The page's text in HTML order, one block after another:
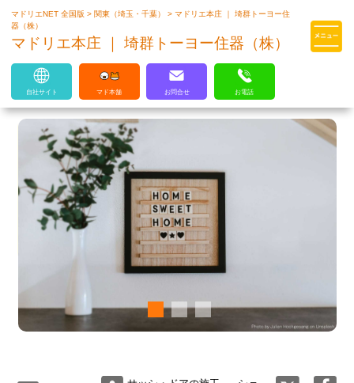
マドリエはLIXILの厳しい基準を
マドリエNET 全国版> 関東（埼玉・千葉）>マドリエ本庄 ｜ 埼群トーヨー住
器（株）
マドリエ本庄 ｜ 埼群トーヨー住器（株）
自社サイト マド本舗 お問合せ お電話